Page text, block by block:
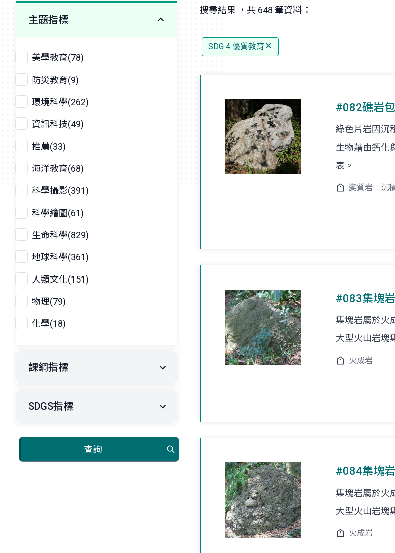
主題指標
美學教育(78)
防災教育(9)
環境科學(262)
資訊科技(49)
推薦(33)
海洋教育(68)
科學攝影(391)
科學繪圖(61)
生命科學(829)
地球科學(361)
人類文化(151)
物理(79)
化學(18)
課綱指標
SDGS指標
查詢
搜尋結果 ，共 648 筆資料：
SDG 4 優質教育
#082礁岩
綠色片岩因沉
生物藉由鈣化
表。
變質岩 沉
#083集塊岩
集塊岩屬於火
大型火山岩塊
火成岩
#084集塊岩
集塊岩屬於火
大型火山岩塊
火成岩